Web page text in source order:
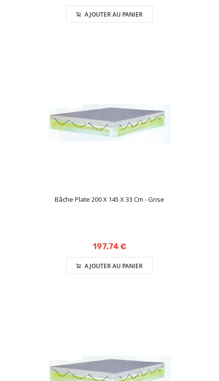
AJOUTER AU PANIER
Bâche Plate 200 X 145 X 33 Cm - Grise
197,74 €
AJOUTER AU PANIER